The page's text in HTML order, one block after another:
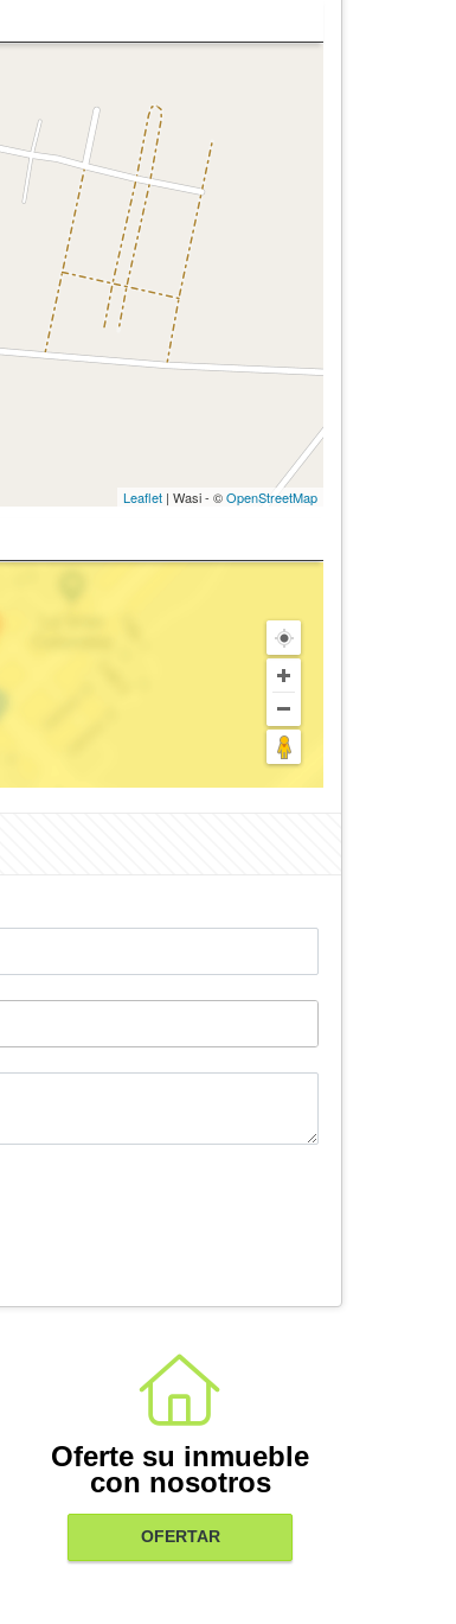
Leaflet | Wasi - ©OpenStreetMap
Oferte su inmueble
con nosotros
OFERTAR